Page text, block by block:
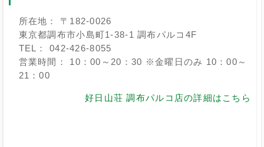
所在地： 〒182-0026
東京都調布市小島町1-38-1 調布パルコ4F
TEL： 042-426-8055
営業時間： 10：00～20：30 ※金曜日のみ 10：00～
21：00
好日山荘 調布パルコ店の詳細はこちら